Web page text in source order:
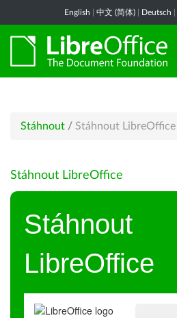
English 中文 (简体) Deutsch
Stáhnout / Stáhnout LibreOffice
Stáhnout LibreOffice
Stáhnout
LibreOffice